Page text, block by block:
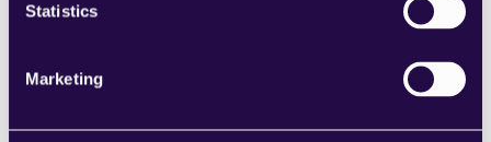
Statistics
Marketing
páginas que satisfagan las necesidades de
Páginas de inicio
Learn more